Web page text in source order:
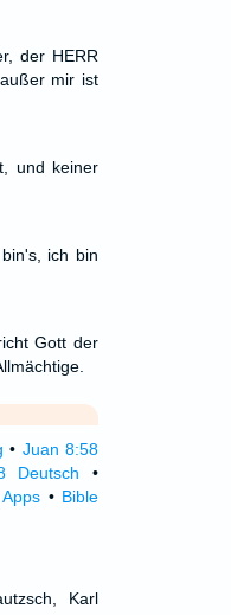
der HERR
mir ist
und keiner
ich bin
Gott der
• Juan 8:58
Deutsch •
• Bible
Karl